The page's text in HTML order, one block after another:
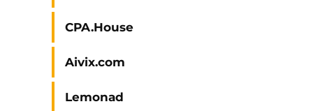
CPA.House
Aivix.com
Lemonad